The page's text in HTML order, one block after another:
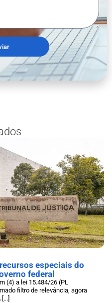
especiais do
federal
(4) a lei 15.484/26 (PL
filtro de relevância, agora